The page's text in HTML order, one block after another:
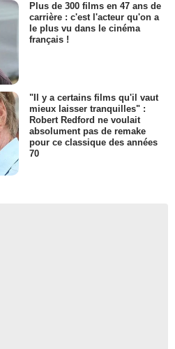
Plus de 300 films en 47 ans de
carrière : c'est l'acteur qu'on a
le plus vu dans le cinéma
français !
"Il y a certains films qu'il vaut
mieux laisser tranquilles" :
Robert Redford ne voulait
absolument pas de remake
pour ce classique des années
70